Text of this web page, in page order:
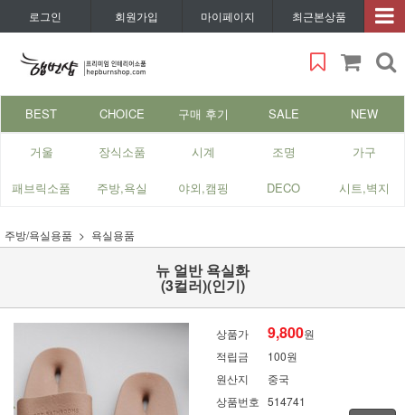
로그인 회원가입 마이페이지 최근본상품
BEST CHOICE 구매 후기 SALE NEW
거울 장식소품 시계 조명 가구
패브릭소품 주방,욕실 야외,캠핑 DECO 시트,벽지
주방/욕실용품 욕실용품
뉴 얼반 욕실화
(3컬러)(인기)
상품가 9,800원
적립금
100원
원산지
중국
상품번호 514741